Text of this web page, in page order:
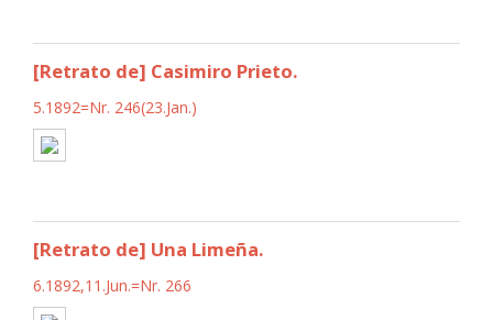
[Retrato de] Casimiro Prieto.
5.1892=Nr. 246(23.Jan.)
[Retrato de] Una Limeña.
6.1892,11.Jun.=Nr. 266